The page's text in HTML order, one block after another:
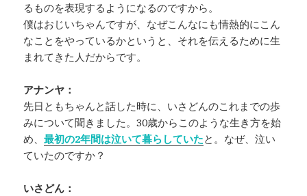
るものを表現するようになるのですから。
僕はおじいちゃんですが、なぜこんなにも情熱的にこん
なことをやっているかというと、それを伝えるために生
まれてきた人だからです。
アナンヤ：
先日ともちゃんと話した時に、いさどんのこれまでの歩
みについて聞きました。30歳からこのような生き方を始
め、最初の2年間は泣いて暮らしていたと。なぜ、泣い
ていたのですか？
いさどん：